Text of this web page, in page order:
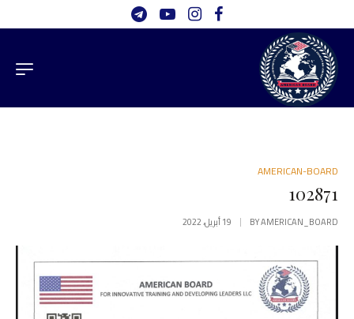
AMERICAN-BOARD
102871
BYAMERICAN_BOARD 19 أبريل، 2022